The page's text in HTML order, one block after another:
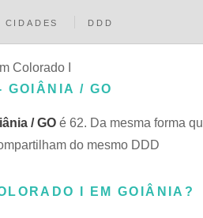
CIDADES DDD
Colorado I
GOIÂNIA / GO
/ GO é 62. Da mesma forma
do mesmo DDD
I EM GOIÂNIA?